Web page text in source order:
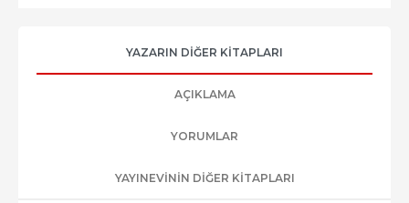
YAZARIN DIĞER KITAPLARI
AÇIKLAMA
YORUMLAR
YAYINEVININ DIĞER KITAPLARI